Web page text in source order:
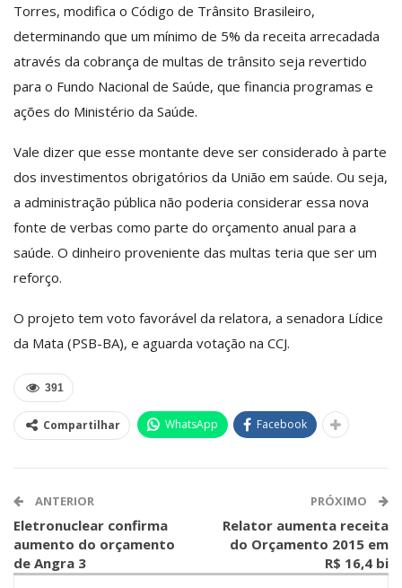
Torres, modifica o Código de Trânsito Brasileiro,
determinando que um mínimo de 5% da receita arrecadada
através da ­cobrança de multas de trânsito seja revertido
para o Fundo Nacional de Saúde, que financia programas e
ações do Ministério da Saúde.
Vale dizer que esse montante deve ser considerado à parte
dos investimentos obrigatórios da União em saúde. Ou seja,
a administração pública não poderia considerar essa nova
fonte de verbas como parte do orçamento anual para a
saúde. O dinheiro proveniente das multas teria que ser um
reforço.
O projeto tem voto favorável da relatora, a senadora Lídice
da Mata (PSB-BA), e aguarda votação na CCJ.
391
Compartilhar WhatsApp Facebook
ANTERIOR
Eletronuclear confirma
aumento do orçamento
de Angra 3
PRÓXIMO
Relator aumenta receita
do Orçamento 2015 em
R$ 16,4 bi